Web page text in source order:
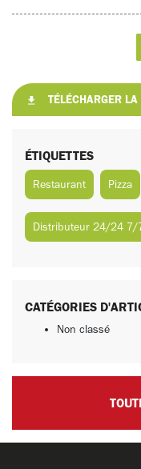
TÉLÉCHARGER LA
ÉTIQUETTES
Restaurant Pizza
Distributeur 24/24 7/
CATÉGORIES
Non classé